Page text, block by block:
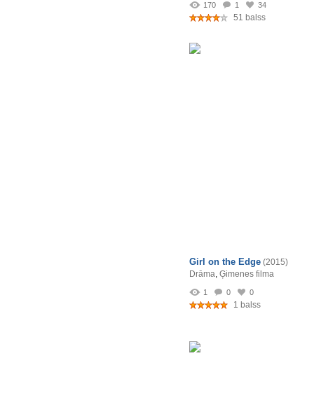
170 1 34
51 balss
Girl on the Edge (2015)
Drāma, Ģimenes filma
1 0 0
1 balss